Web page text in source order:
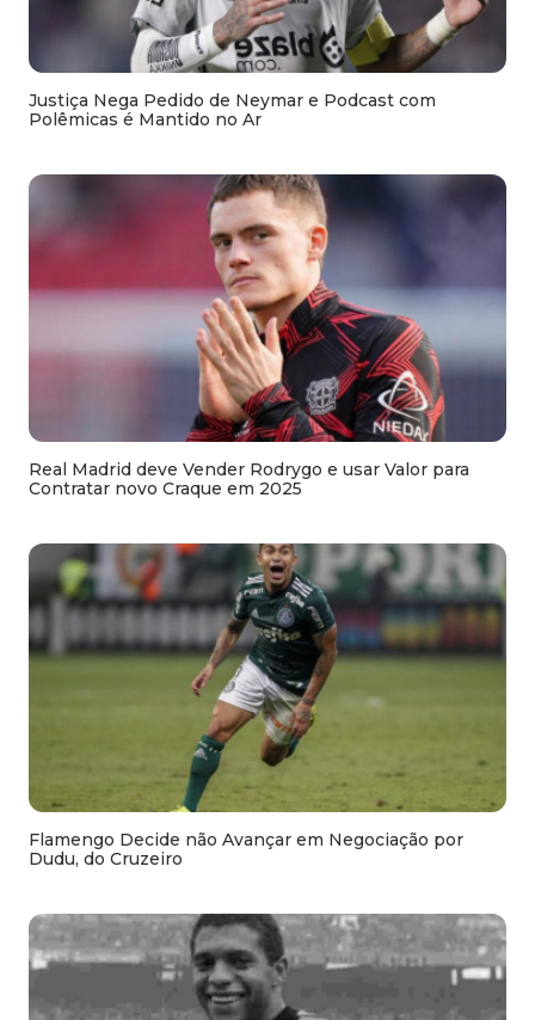
Justiça Nega Pedido de Neymar e Podcast com
Polêmicas é Mantido no Ar
Real Madrid deve Vender Rodrygo e usar Valor para
Contratar novo Craque em 2025
Flamengo Decide não Avançar em Negociação por
Dudu, do Cruzeiro